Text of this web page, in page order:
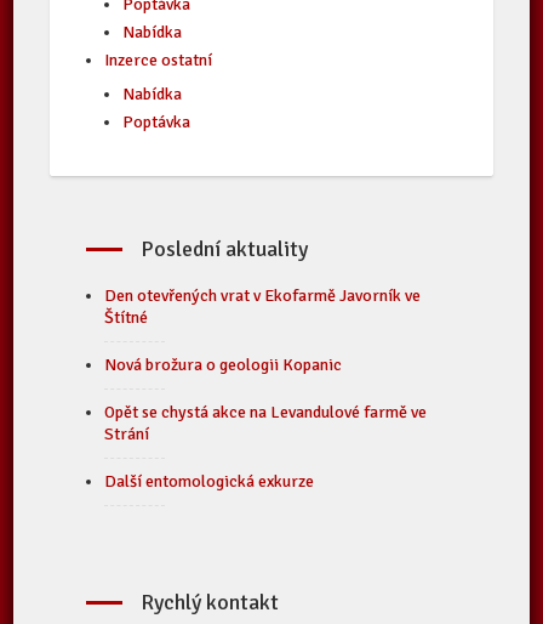
Poptávka
Nabídka
Inzerce ostatní
Nabídka
Poptávka
Poslední aktuality
Den otevřených vrat v Ekofarmě Javorník ve
Štítné
Nová brožura o geologii Kopanic
Opět se chystá akce na Levandulové farmě ve
Strání
Další entomologická exkurze
Rychlý kontakt